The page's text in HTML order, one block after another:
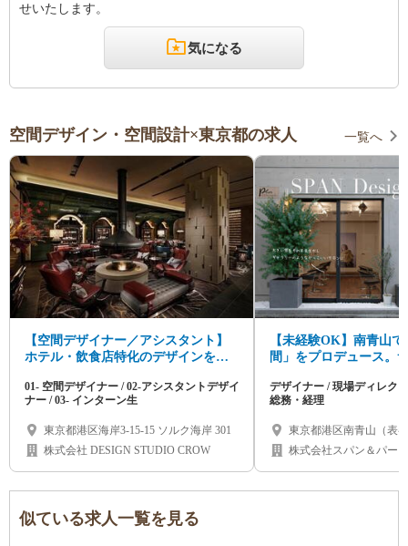
せいたします。
気になる
空間デザイン・空間設計×東京都の求人 一覧へ
【空間デザイナー／アシスタント】
ホテル・飲食店特化のデザインを追
01- 空間デザイナー / 02-アシスタントデザイ
ナー / 03- インターン生
東京都港区海岸3-15-15 ソルク海岸 301
株式会社 DESIGN STUDIO CROW
【未経験OK】南青山
間」をプロデュース。
イナー/施工管理/総務・
デザイナー / 現場ディレク
総務・経理
東京都港区南青山（表
株式会社スパン＆パー
似ている求人一覧を見る